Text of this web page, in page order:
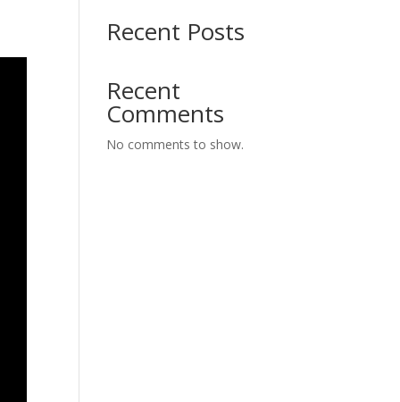
Recent Posts
Recent
Comments
No comments to show.